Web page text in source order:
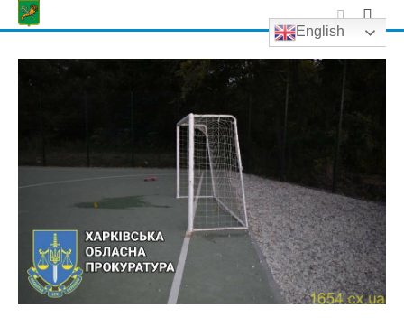
Skip
to
English